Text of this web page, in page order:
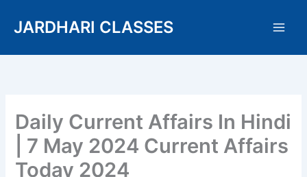
JARDHARI CLASSES
Daily Current Affairs In Hindi
| 7 May 2024 Current Affairs
Today 2024